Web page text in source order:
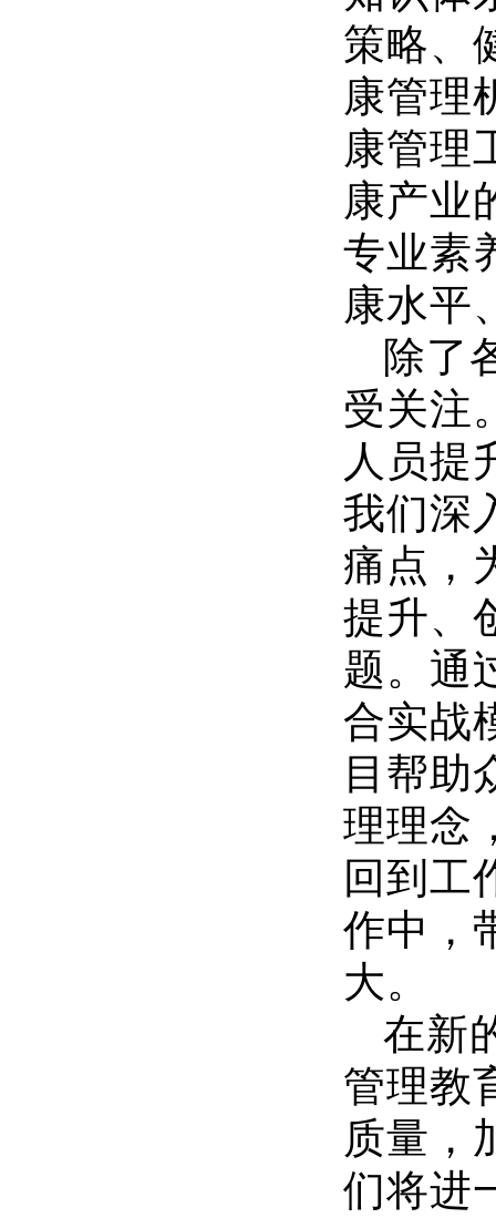
策略、
康管理
康管理
康产业
专业素
康水平
除了
受关注
人员提
我们深
痛点，
提升、
题。通
合实战
目帮助
理理念
回到工
作中，
大。
在新
管理教
质量，
们将进